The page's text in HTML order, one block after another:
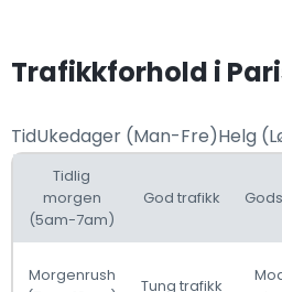
Trafikkforhold i
TidUkedager (Man-Fre)Helg
Tidlig
morgen
(5am-7am)
God trafikk
Morgenrush
Tung trafikk